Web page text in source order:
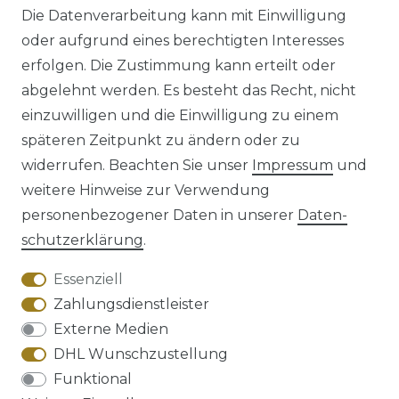
Impressum Daten­schutz­erklärung
AGB Barrierefreiheitserklärung
Widerrufs­recht
Die Datenverarbeitung kann mit Einwilligung
oder aufgrund eines berechtigten Interesses
erfolgen. Die Zustimmung kann erteilt oder
abgelehnt werden. Es besteht das Recht, nicht
einzuwilligen und die Einwilligung zu einem
späteren Zeitpunkt zu ändern oder zu
widerrufen. Beachten Sie unser Impressum und
weitere Hinweise zur Verwendung
personenbezogener Daten in unserer Daten­
schutz­erklärung.
Essenziell
Zahlungsdienstleister
Externe Medien
DHL Wunschzustellung
Funktional